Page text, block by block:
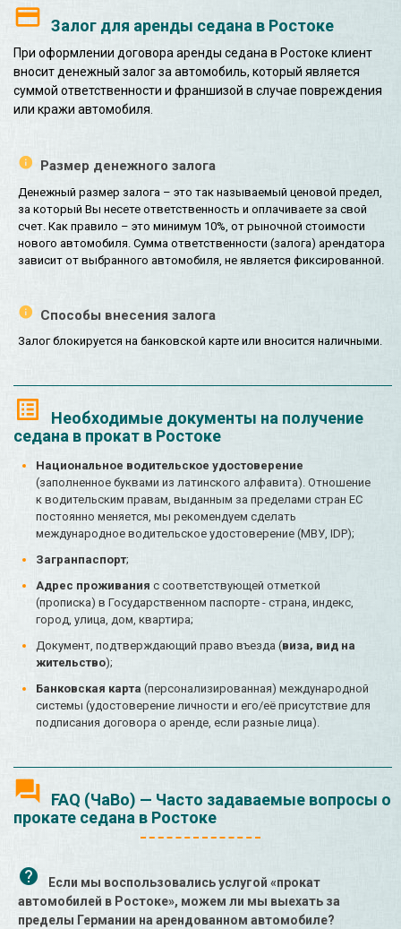
Залог для аренды седана в Ростоке
При оформлении договора аренды седана в Ростоке клиент
вносит денежный залог за автомобиль, который является
суммой ответственности и франшизой в случае повреждения
или кражи автомобиля.
Размер денежного залога
Денежный размер залога – это так называемый ценовой предел,
за который Вы несете ответственность и оплачиваете за свой
счет. Как правило – это минимум 10%, от рыночной стоимости
нового автомобиля. Сумма ответственности (залога) арендатора
зависит от выбранного автомобиля, не является фиксированной.
Способы внесения залога
Залог блокируется на банковской карте или вносится наличными.
Необходимые документы на получение
седана в прокат в Ростоке
Национальное водительское удостоверение
(заполненное буквами из латинского алфавита). Отношение
к водительским правам, выданным за пределами стран ЕС
постоянно меняется, мы рекомендуем сделать
международное водительское удостоверение (МВУ, IDP);
Загранпаспорт;
Адрес проживания с соответствующей отметкой
(прописка) в Государственном паспорте - страна, индекс,
город, улица, дом, квартира;
Документ, подтверждающий право въезда (виза, вид на
жительство);
Банковская карта (персонализированная) международной
системы (удостоверение личности и его/её присутствие для
подписания договора о аренде, если разные лица).
FAQ (ЧаВо) — Часто задаваемые вопросы о
прокате седана в Ростоке
Если мы воспользовались услугой «прокат
автомобилей в Ростоке», можем ли мы выехать за
пределы Германии на арендованном автомобиле?